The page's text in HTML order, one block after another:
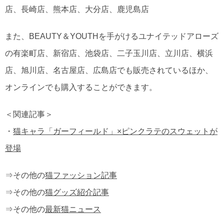
店、長崎店、熊本店、大分店、鹿児島店
また、BEAUTY＆YOUTHを手がけるユナイテッドアローズ
の有楽町店、新宿店、池袋店、二子玉川店、立川店、横浜
店、旭川店、名古屋店、広島店でも販売されているほか、
オンラインでも購入することができます。
＜関連記事＞
・ 猫キャラ「ガーフィールド」×ピンクラテのスウェットが
登場
⇒その他の猫ファッション記事
⇒その他の猫グッズ紹介記事
⇒その他の最新猫ニュース